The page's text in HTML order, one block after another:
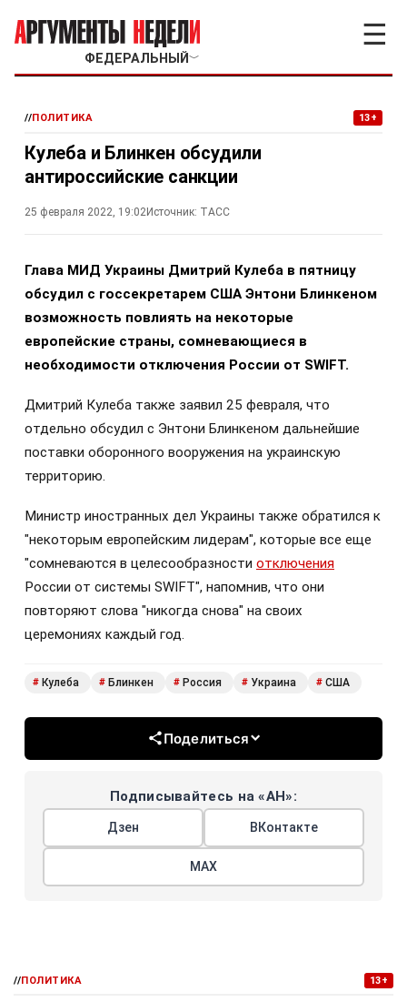
ФЕДЕРАЛЬНЫЙ ﹀
☰
//ПОЛИТИКА 13+
Кулеба и Блинкен обсудили
антироссийские санкции
25 февраля 2022, 19:02Источник: ТАСС
Глава МИД Украины Дмитрий Кулеба в пятницу
обсудил с госсекретарем США Энтони Блинкеном
возможность повлиять на некоторые
европейские страны, сомневающиеся в
необходимости отключения России от SWIFT.
Дмитрий Кулеба также заявил 25 февраля, что
отдельно обсудил с Энтони Блинкеном дальнейшие
поставки оборонного вооружения на украинскую
территорию.
Министр иностранных дел Украины также обратился к
"некоторым европейским лидерам", которые все еще
"сомневаются в целесообразности отключения
России от системы SWIFT", напомнив, что они
повторяют слова "никогда снова" на своих
церемониях каждый год.
# Кулеба # Блинкен # Россия # Украина # США
Поделиться
Подписывайтесь на «АН»:
Дзен ВКонтакте
МАХ
//ПОЛИТИКА 13+